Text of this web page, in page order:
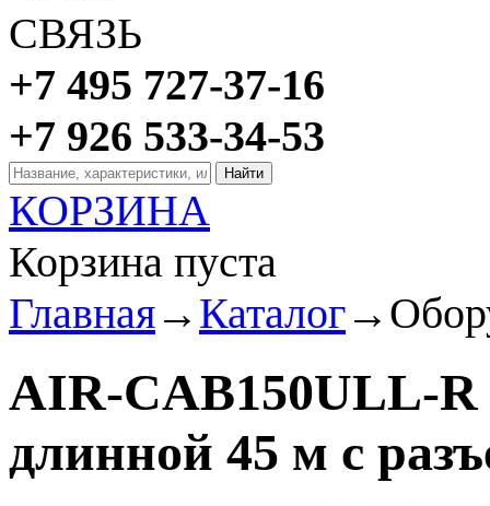
+7 495 727-37-16
+7 926 533-34-53
КОРЗИНА
Корзина пуста
Главная→ Каталог→
AIR-CAB150ULL-R
длинной 45 м с